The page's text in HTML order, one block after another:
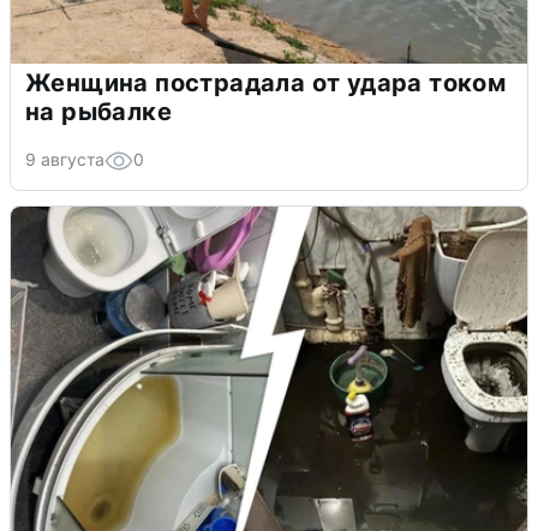
Женщина пострадала от удара током
на рыбалке
9 августа 0